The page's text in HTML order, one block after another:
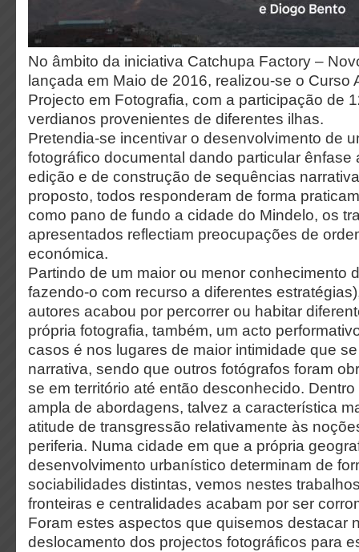
No âmbito da iniciativa Catchupa Factory –
lançada em Maio de 2016, realizou-se o Curso
Projecto em Fotografia, com a participação de
verdianos provenientes de diferentes ilhas.
Pretendia-se incentivar o desenvolvimento de
fotográfico documental dando particular ênfase
edição e de construção de sequências
proposto, todos responderam de forma
como pano de fundo a cidade do Mindelo, os
apresentados reflectiam preocupações de
económica.
Partindo de um maior ou menor conhecimento
fazendo-o com recurso a diferentes
autores acabou por percorrer ou habitar
própria fotografia, também, um acto
casos é nos lugares de maior intimidade que
narrativa, sendo que outros fotógrafos foram
se em território até então desconhecido.
ampla de abordagens, talvez a característica
atitude de transgressão relativamente às
periferia. Numa cidade em que a própria
desenvolvimento urbanístico determinam de
sociabilidades distintas, vemos nestes
fronteiras e centralidades acabam por ser
Foram estes aspectos que quisemos destacar
deslocamento dos projectos fotográficos para